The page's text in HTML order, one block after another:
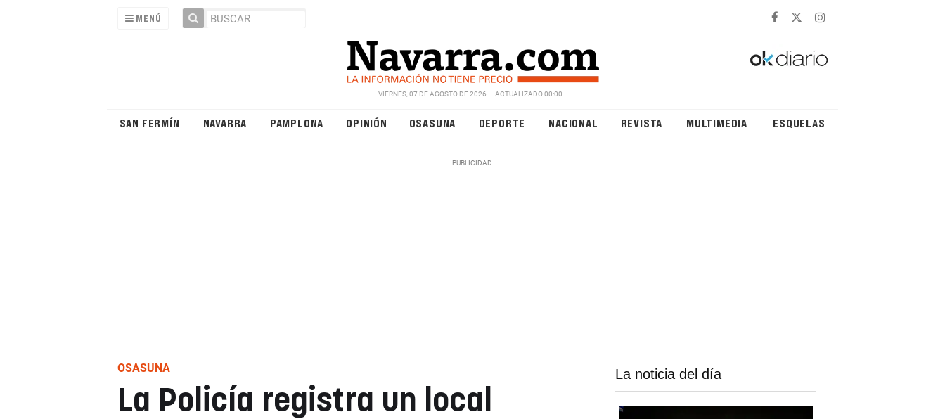
MENÚ
VIERNES, 07 DE AGOSTO DE 2026 ACTUALIZADO 00:00
SAN FERMÍN NAVARRA PAMPLONA OPINIÓN OSASUNA DEPORTE NACIONAL REVISTA MULTIMEDIA ESQUELAS
OSASUNA
La Policía registra un local
La noticia del día